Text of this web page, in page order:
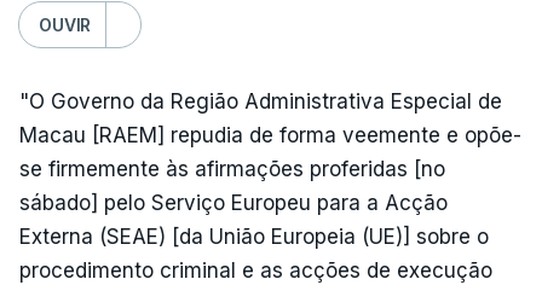
OUVIR
"O Governo da Região Administrativa Especial de
Macau [RAEM] repudia de forma veemente e opõe-
se firmemente às afirmações proferidas [no
sábado] pelo Serviço Europeu para a Acção
Externa (SEAE) [da União Europeia (UE)] sobre o
procedimento criminal e as acções de execução